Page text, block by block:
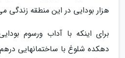
هزار بودایی در این منطقه زندگی
برای اینکه با آداب ورسوم
دهکده شلوغ با ساختمان­هایی درهم